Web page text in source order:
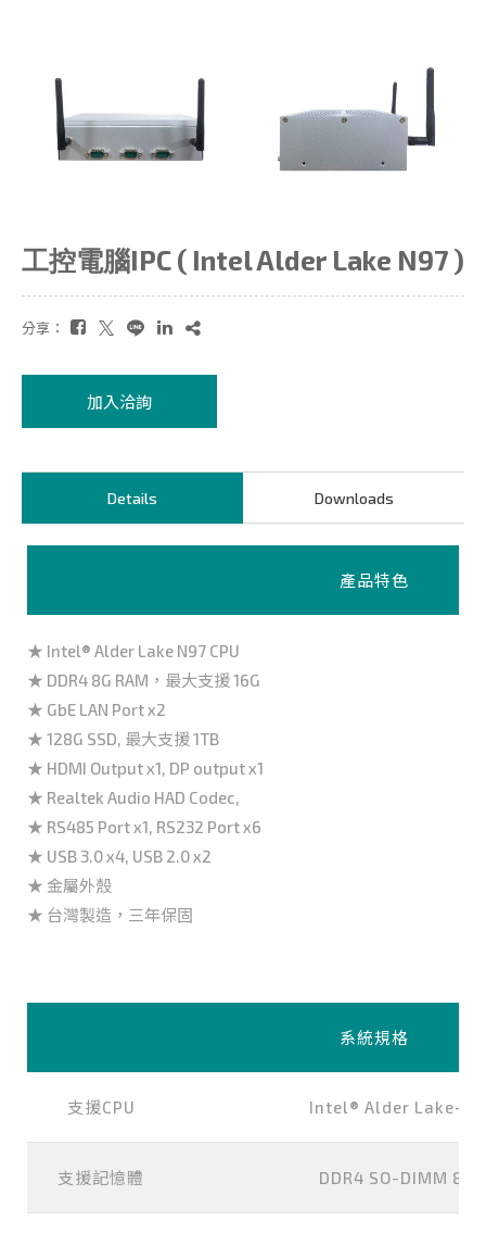
工控電腦IPC ( Intel Alder Lake N97 )
分享：
加入洽詢
Details Downloads
產品特色
★ Intel® Alder Lake N97 CPU
★ DDR4 8G RAM，最大支援 16G
★ GbE LAN Port x2
★ 128G SSD, 最大支援 1TB
★ HDMI Output x1, DP output x1
★ Realtek Audio HAD Codec,
★ RS485 Port x1, RS232 Port x6
★ USB 3.0 x4, USB 2.0 x2
★ 金屬外殼
★ 台灣製造，三年保固
系統規格
支援CPU Intel® Alder Lake-
支援記憶體 DDR4 SO-DIMM